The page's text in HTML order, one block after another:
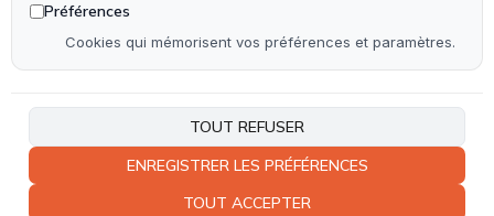
Coordonnées
Préférences
Cookies qui mémorisent vos préférences et paramètres.
TOUT REFUSER
ENREGISTRER LES PRÉFÉRENCES
TOUT ACCEPTER